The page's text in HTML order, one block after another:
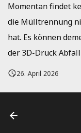
Momentan findet
die Mülltrennung
hat. Es können
der 3D-Druck
26. April 2026